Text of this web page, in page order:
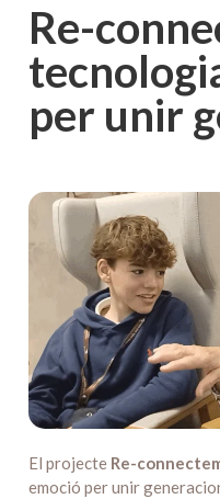
Re-
per unir
El projecte Re-
emoció per unir